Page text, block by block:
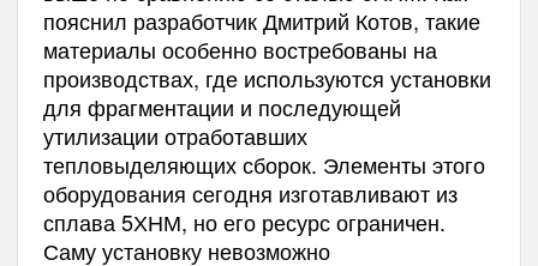
пояснил разработчик Дмитрий Котов, такие
материалы особенно востребованы на
производствах, где используются установки
для фрагментации и последующей
утилизации отработавших
тепловыделяющих сборок. Элементы этого
оборудования сегодня изготавливают из
сплава 5ХНМ, но его ресурс ограничен.
Саму установку невозможно